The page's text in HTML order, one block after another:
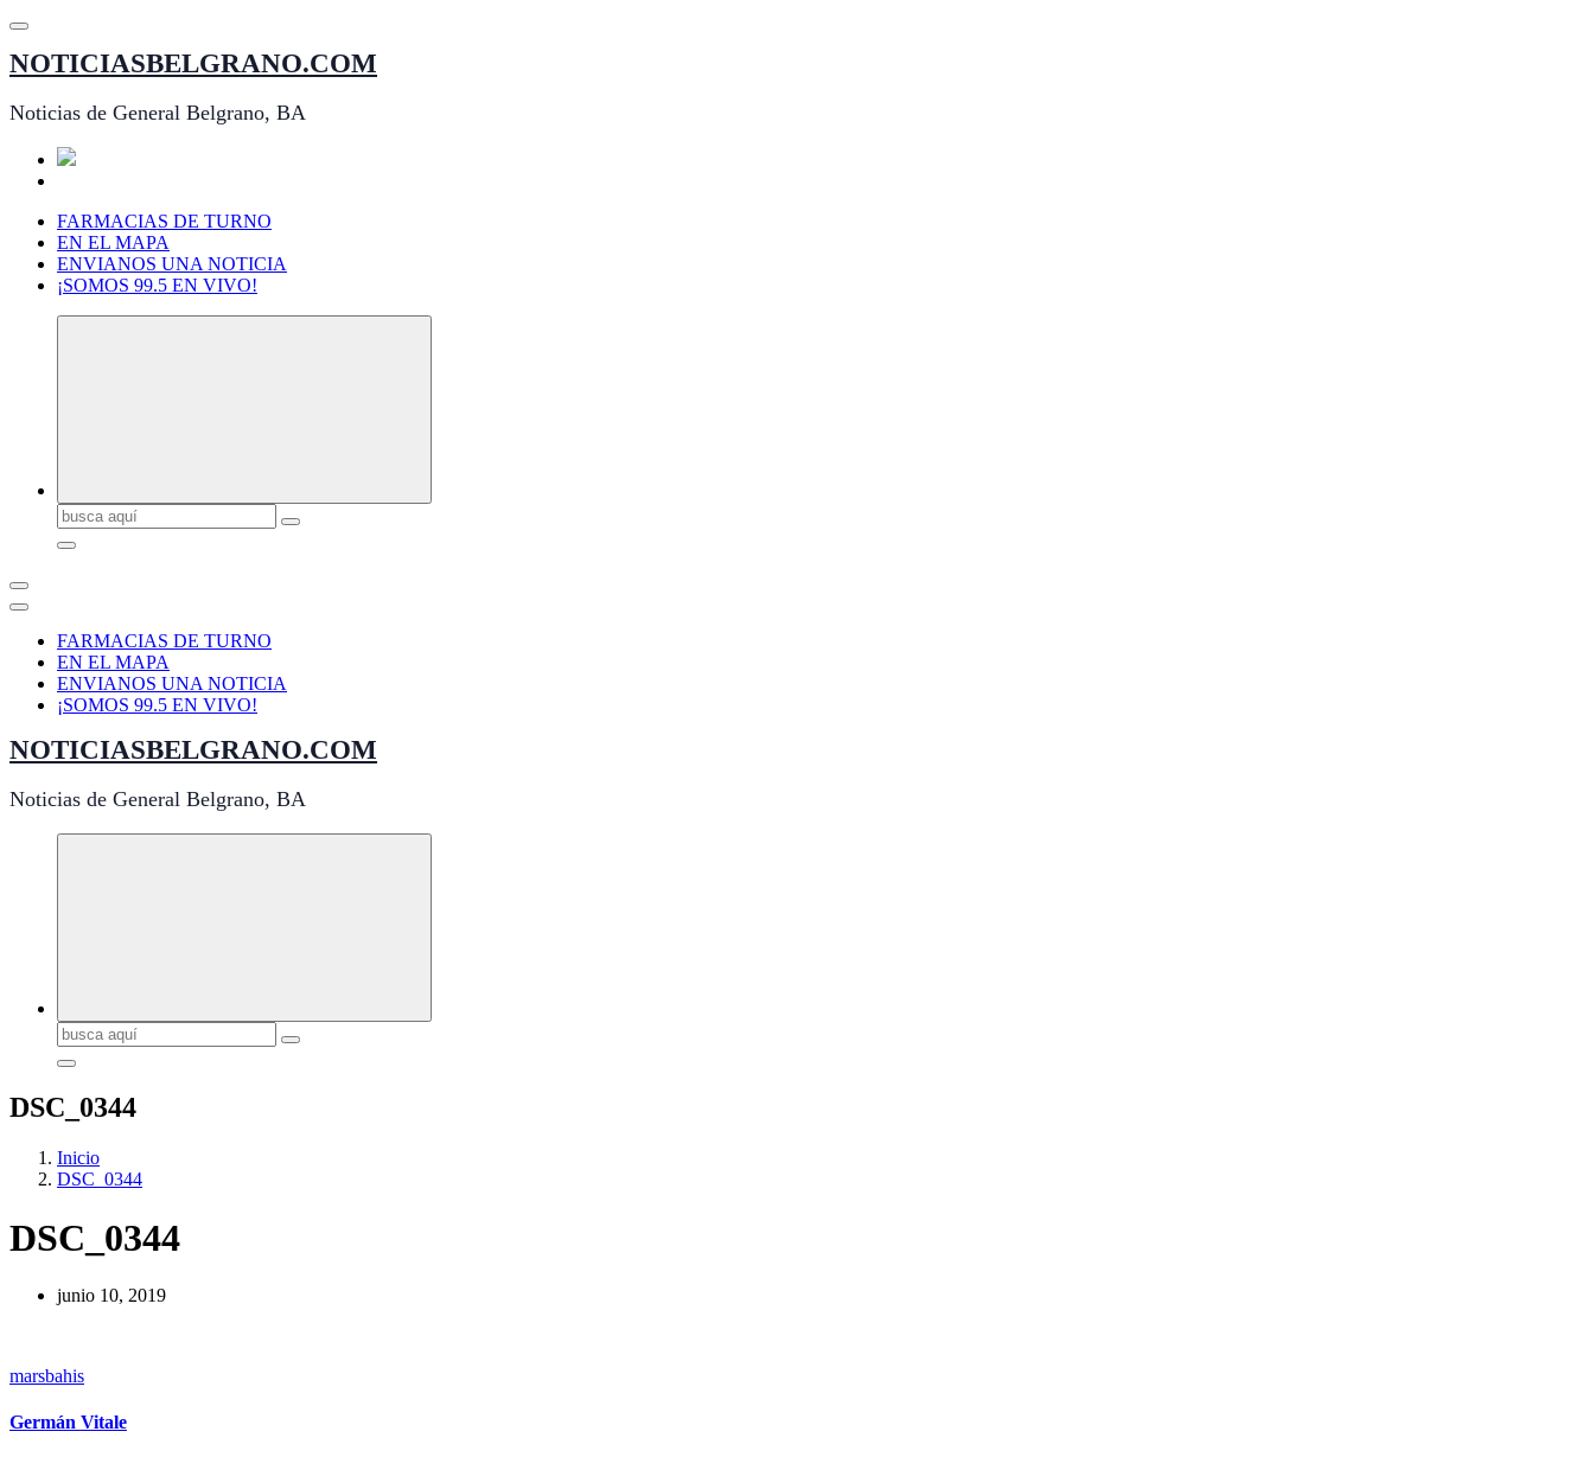
Saltar
contenido
NOTICIASBELGRANO.COM
Noticias de General Belgrano, BA
FARMACIAS DE TURNO
EN EL MAPA
ENVIANOS UNA NOTICIA
¡SOMOS 99.5 EN VIVO!
Buscar:
FARMACIAS DE TURNO
EN EL MAPA
ENVIANOS UNA NOTICIA
¡SOMOS 99.5 EN VIVO!
NOTICIASBELGRANO.COM
Noticias de General Belgrano, BA
Buscar:
DSC_0344
Inicio
DSC_0344
DSC_0344
junio 10, 2019
marsbahis
Germán Vitale